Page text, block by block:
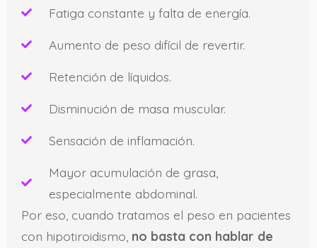
Fatiga constante y falta de energía.
Aumento de peso difícil de revertir.
Retención de líquidos.
Disminución de masa muscular.
Sensación de inflamación.
Mayor acumulación de grasa,
especialmente abdominal.
Por eso, cuando tratamos el peso en pacientes
con hipotiroidismo, no basta con hablar de